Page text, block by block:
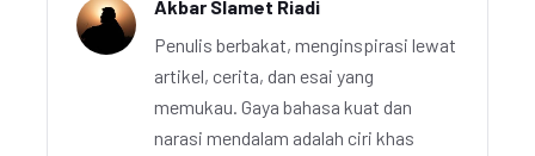
Akbar Slamet Riadi
Penulis berbakat, menginspirasi lewat
artikel, cerita, dan esai yang
memukau. Gaya bahasa kuat dan
narasi mendalam adalah ciri khas